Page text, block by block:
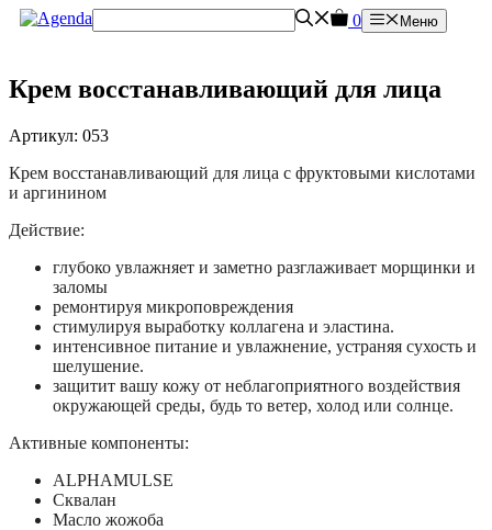
Перейти
0 Меню
Крем восстанавливающий для лица
Артикул: 053
Крем восстанавливающий для лица с фруктовыми кислотами
и аргинином
Действие:
глубоко увлажняет и заметно разглаживает морщинки и
заломы
ремонтируя микроповреждения
стимулируя выработку коллагена и эластина.
интенсивное питание и увлажнение, устраняя сухость и
шелушение.
защитит вашу кожу от неблагоприятного воздействия
окружающей среды, будь то ветер, холод или солнце.
Активные компоненты:
ALPHAMULSE
Сквалан
Масло жожоба